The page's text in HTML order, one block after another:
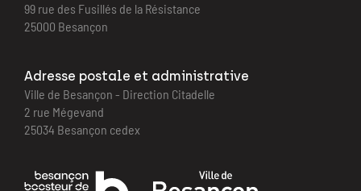
99 rue des Fusillés de la Résistance
25000 Besançon
Adresse postale et administrative
Ville de Besançon - Direction Citadelle
2 rue Mégevand
25034 Besançon cedex